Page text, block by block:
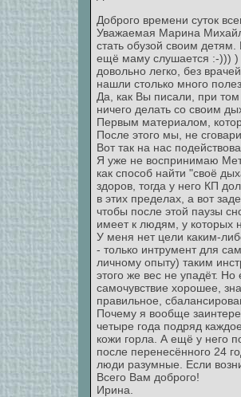
Доброго времени суток
Уважаемая Марина
стать обузой своим
ещё маму слушается :-))) )
довольно легко, без
нашли столько много
Да, как Вы писали, при том
ничего делать со своим
Первым материалом,
После этого мы, не
Вот так на нас
Я уже не воспринимаю
как способ найти "своё
здоров, тогда у него КП
в этих пределах, а вот
чтобы после этой паузы
имеет к людям, у которых
У меня нет цели каким-
- только интрумент для
личному опыту) таким
этого же вес не упадёт.
самочувствие хорошее,
правильное,
Почему я вообще
четыре года подряд
кожи горла. А ещё у него
после перенесённого 24
люди разумные. Если
Всего Вам доброго!
Ирина.